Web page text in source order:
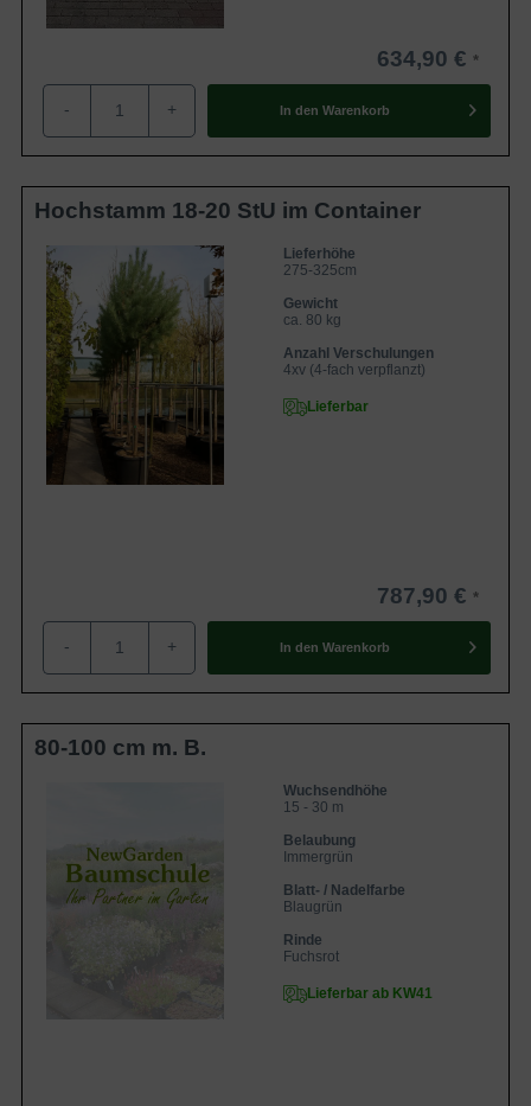
634,90 €
- + In den Warenkorb
Hochstamm 18-20 StU im Container
Lieferhöhe
275-325cm
Gewicht
ca. 80 kg
Anzahl Verschulungen
4xv (4-fach verpflanzt)
Lieferbar
787,90 €
- + In den Warenkorb
80-100 cm m. B.
Wuchsendhöhe
15 - 30 m
Belaubung
Immergrün
Blatt- / Nadelfarbe
Blaugrün
Rinde
Fuchsrot
Lieferbar ab KW41